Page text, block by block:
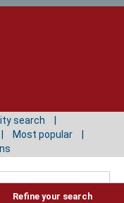
search
Most popular
Refine your search